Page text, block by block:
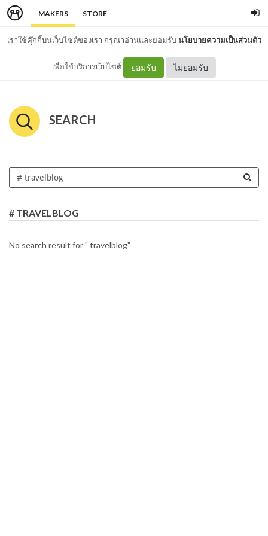
MAKERS STORE
เราใช้คุ๊กกี้บนเว็บไซต์ของเรา กรุณาอ่านและยอมรับนโยบายความเป็นส่วนตัว
เพื่อใช้บริการเว็บไซต์ ยอมรับ ไม่ยอมรับ
SEARCH
# TRAVELBLOG
No search result for " travelblog"